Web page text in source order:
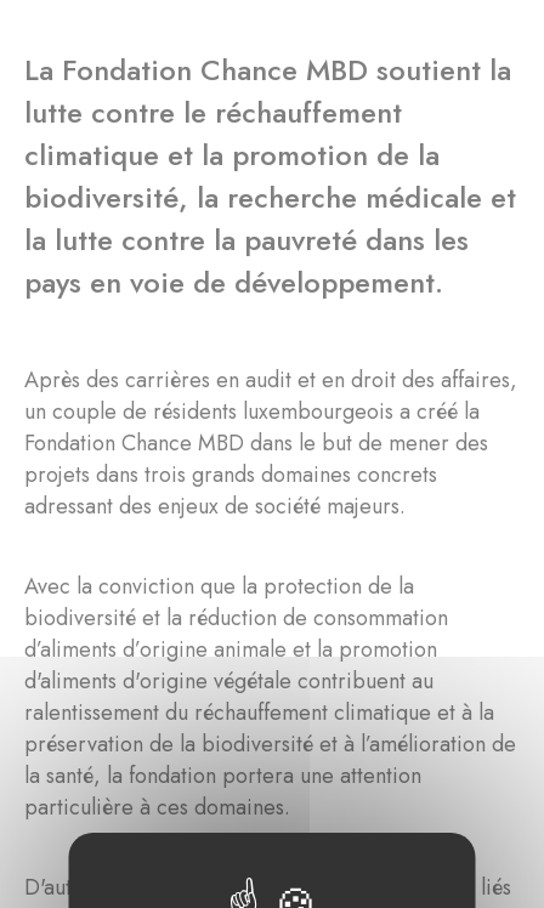
La Fondation Chance MBD soutient la
lutte contre le réchauffement
climatique et la promotion de la
biodiversité, la recherche médicale et
la lutte contre la pauvreté dans les
pays en voie de développement.
Après des carrières en audit et en droit des affaires,
un couple de résidents luxembourgeois a créé la
Fondation Chance MBD dans le but de mener des
projets dans trois grands domaines concrets
adressant des enjeux de société majeurs.
Avec la conviction que la protection de la
biodiversité et la réduction de consommation
d’aliments d’origine animale et la promotion
d'aliments d'origine végétale contribuent au
ralentissement du réchauffement climatique et à la
préservation de la biodiversité et à l’amélioration de
la santé, la fondation portera une attention
particulière à ces domaines.
D'autre part, la fondation soutiendra des projets liés